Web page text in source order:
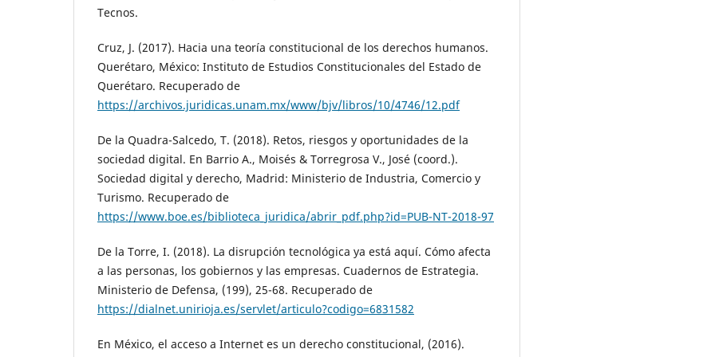
Tecnos.
Cruz, J. (2017). Hacia una teoría constitucional de los derechos humanos.
Querétaro, México: Instituto de Estudios Constitucionales del Estado de
Querétaro. Recuperado de
https://archivos.juridicas.unam.mx/www/bjv/libros/10/4746/12.pdf
De la Quadra-Salcedo, T. (2018). Retos, riesgos y oportunidades de la
sociedad digital. En Barrio A., Moisés & Torregrosa V., José (coord.).
Sociedad digital y derecho, Madrid: Ministerio de Industria, Comercio y
Turismo. Recuperado de
https://www.boe.es/biblioteca_juridica/abrir_pdf.php?id=PUB-NT-2018-97
De la Torre, I. (2018). La disrupción tecnológica ya está aquí. Cómo afecta
a las personas, los gobiernos y las empresas. Cuadernos de Estrategia.
Ministerio de Defensa, (199), 25-68. Recuperado de
https://dialnet.unirioja.es/servlet/articulo?codigo=6831582
En México, el acceso a Internet es un derecho constitucional, (2016).